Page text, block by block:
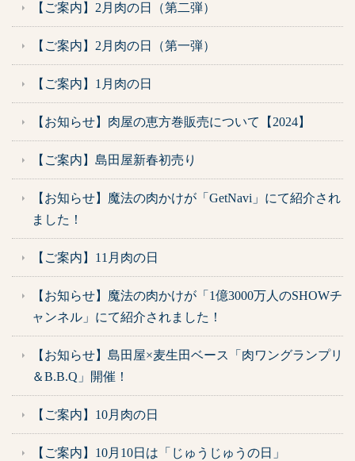
【ご案内】2月肉の日（第二弾）
【ご案内】2月肉の日（第一弾）
【ご案内】1月肉の日
【お知らせ】肉屋の恵方巻販売について【2024】
【ご案内】島田屋新春初売り
【お知らせ】魔法の肉かけが「GetNavi」にて紹介され
ました！
【ご案内】11月肉の日
【お知らせ】魔法の肉かけが「1億3000万人のSHOWチ
ャンネル」にて紹介されました！
【お知らせ】島田屋×麦生田ベース「肉ワングランプリ
＆B.B.Q」開催！
【ご案内】10月肉の日
【ご案内】10月10日は「じゅうじゅうの日」